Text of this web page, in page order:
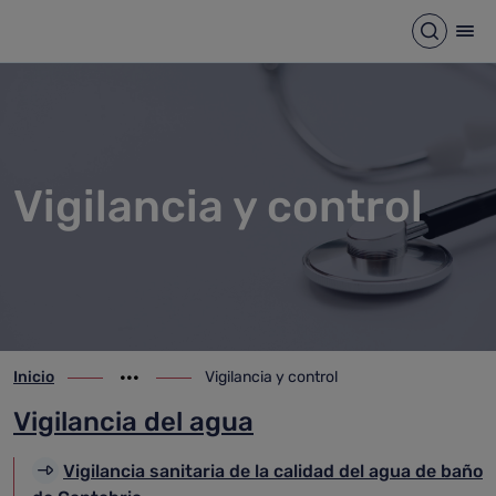
Abrir
Vigilancia y control
ir-a inicio
Inicio
Mostrar opciones del camino de migas
ir-a Vigilancia y control
Vigilancia y control
Vigilancia del agua
Vigilancia sanitaria de la calidad del agua de baño